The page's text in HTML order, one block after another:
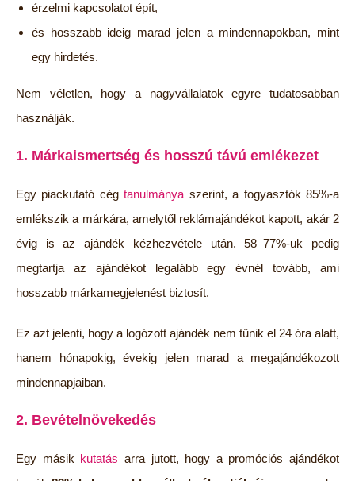
érzelmi kapcsolatot épít,
és hosszabb ideig marad jelen a mindennapokban, mint
egy hirdetés.
Nem véletlen, hogy a nagyvállalatok egyre tudatosabban
használják.
1. Márkaismertség és hosszú távú emlékezet
Egy piackutató cégtanulmánya szerint, a fogyasztók 85%-a
emlékszik a márkára, amelytől reklámajándékot kapott, akár 2
évig is az ajándék kézhezvétele után. 58–77%-uk pedig
megtartja az ajándékot legalább egy évnél tovább, ami
hosszabb márkamegjelenést biztosít.
Ez azt jelenti, hogy a logózott ajándék nem tűnik el 24 óra alatt,
hanem hónapokig, évekig jelen marad a megajándékozott
mindennapjaiban.
2. Bevételnövekedés
Egy másik kutatás arra jutott, hogy a promóciós ajándékot